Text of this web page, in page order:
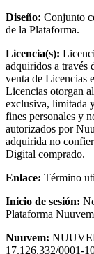
Diseño: Conjunto
de la Plataforma.
Licencia(s):
adquiridos a través
venta de Licencias
Licencias otorgan
exclusiva, limitada
fines personales y
autorizados por
adquirida no
Digital comprado.
Enlace: Término
Inicio de sesión:
Plataforma
Nuuvem:
17.126.332/0001-